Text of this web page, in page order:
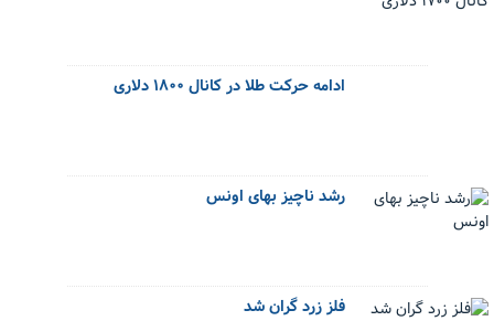
ادامه حرکت طلا در کانال ۱۸۰۰ دلاری
رشد ناچیز بهای اونس
فلز زرد گران شد